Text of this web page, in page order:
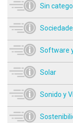
Sin
Software
Solar
Sonido y